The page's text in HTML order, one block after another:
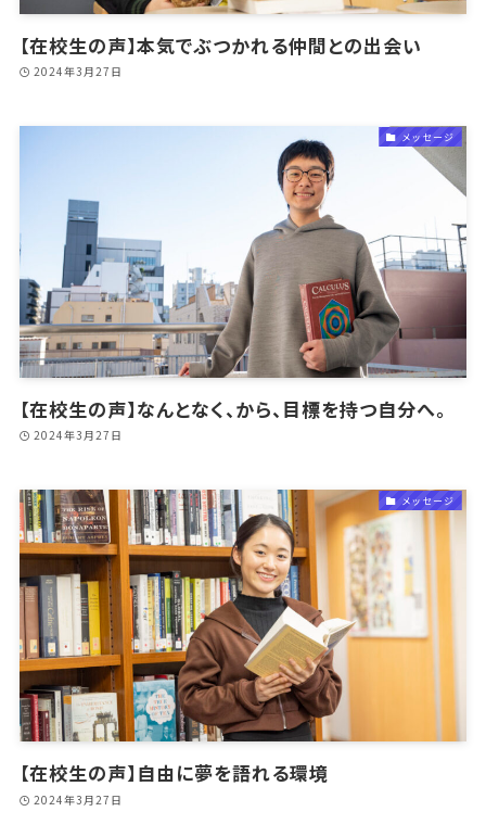
【在校生の声】本気でぶつかれる仲間との出会い
2024年3月27日
メッセージ
【在校生の声】なんとなく、から、目標を持つ自分へ。
2024年3月27日
メッセージ
【在校生の声】自由に夢を語れる環境
2024年3月27日